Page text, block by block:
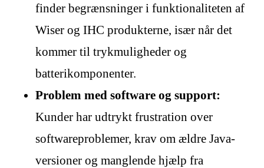
finder begrænsninger i funktionaliteten af
Wiser og IHC produkterne, især når det
kommer til trykmuligheder og
batterikomponenter.
Problem med software og support:
Kunder har udtrykt frustration over
softwareproblemer, krav om ældre Java-
versioner og manglende hjælp fra